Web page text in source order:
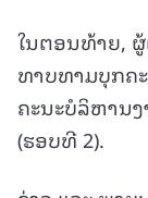
ໃນຕອນທ້າຍ,
ທາບທາມບຸກຄ
ຄະນະບໍລິຫານ
(ຮອບທີ 2).